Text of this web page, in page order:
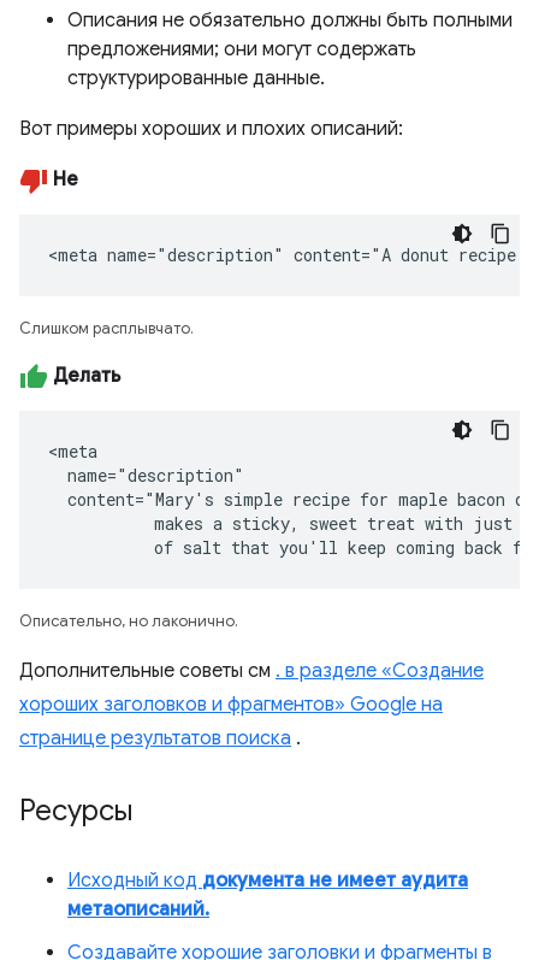
Описания не обязательно должны быть полными
предложениями; они могут содержать
структурированные данные.
Вот примеры хороших и плохих описаний:
Не
<meta name="description" content="A donut
Слишком расплывчато.
Делать
<meta
  name="description"
content="Mary's simple recipe for maple bacon
makes a sticky, sweet treat with just a
of salt that you'll keep coming back
Описательно, но лаконично.
Дополнительные советы см . в разделе «Создание
хороших заголовков и фрагментов» Google на
странице результатов поиска .
Ресурсы
Исходный код документа не имеет аудита
метаописаний.
Создавайте хорошие заголовки и фрагменты в